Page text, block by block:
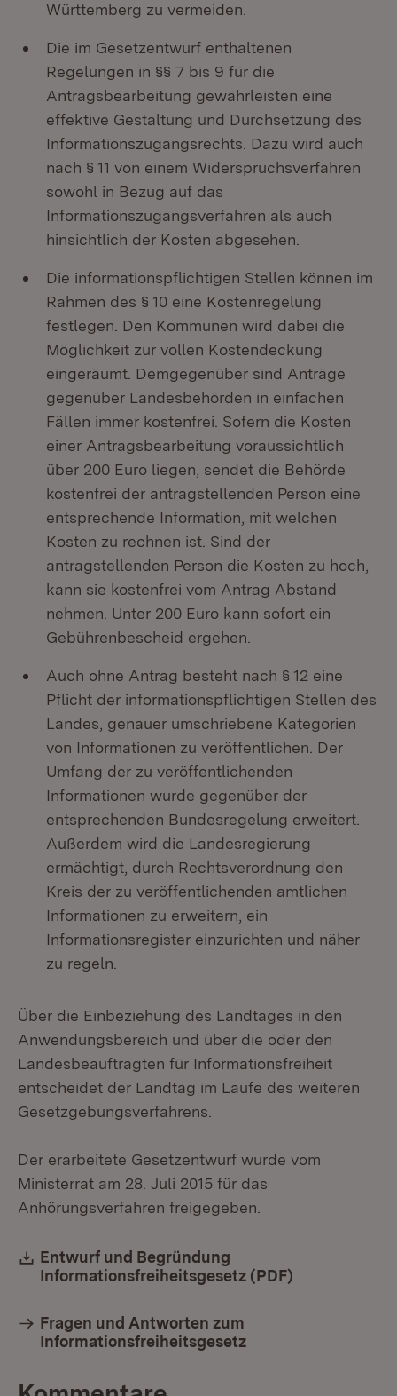
Württemberg zu vermeiden.
Die im Gesetzentwurf enthaltenen
Regelungen in §§ 7 bis 9 für die
Antragsbearbeitung gewährleisten eine
effektive Gestaltung und Durchsetzung des
Informationszugangsrechts. Dazu wird auch
nach § 11 von einem Widerspruchsverfahren
sowohl in Bezug auf das
Informationszugangsverfahren als auch
hinsichtlich der Kosten abgesehen.
Die informationspflichtigen Stellen können im
Rahmen des § 10 eine Kostenregelung
festlegen. Den Kommunen wird dabei die
Möglichkeit zur vollen Kostendeckung
eingeräumt. Demgegenüber sind Anträge
gegenüber Landesbehörden in einfachen
Fällen immer kostenfrei. Sofern die Kosten
einer Antragsbearbeitung voraussichtlich
über 200 Euro liegen, sendet die Behörde
kostenfrei der antragstellenden Person eine
entsprechende Information, mit welchen
Kosten zu rechnen ist. Sind der
antragstellenden Person die Kosten zu hoch,
kann sie kostenfrei vom Antrag Abstand
nehmen. Unter 200 Euro kann sofort ein
Gebührenbescheid ergehen.
Auch ohne Antrag besteht nach § 12 eine
Pflicht der informationspflichtigen Stellen des
Landes, genauer umschriebene Kategorien
von Informationen zu veröffentlichen. Der
Umfang der zu veröffentlichenden
Informationen wurde gegenüber der
entsprechenden Bundesregelung erweitert.
Außerdem wird die Landesregierung
ermächtigt, durch Rechtsverordnung den
Kreis der zu veröffentlichenden amtlichen
Informationen zu erweitern, ein
Informationsregister einzurichten und näher
zu regeln.
Über die Einbeziehung des Landtages in den
Anwendungsbereich und über die oder den
Landesbeauftragten für Informationsfreiheit
entscheidet der Landtag im Laufe des weiteren
Gesetzgebungsverfahrens.
Der erarbeitete Gesetzentwurf wurde vom
Ministerrat am 28. Juli 2015 für das
Anhörungsverfahren freigegeben.
Download:
Entwurf und Begründung
Informationsfreiheitsgesetz (PDF)
Fragen und Antworten zum
Informationsfreiheitsgesetz